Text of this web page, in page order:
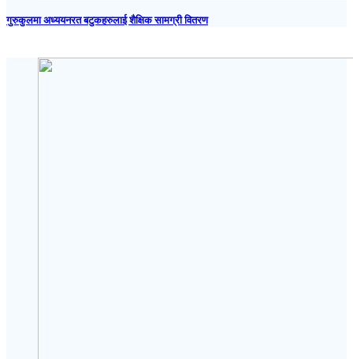
गुरुकुलमा अध्ययनरत बटुकहरुलाई शैक्षिक सामग्री वितरण